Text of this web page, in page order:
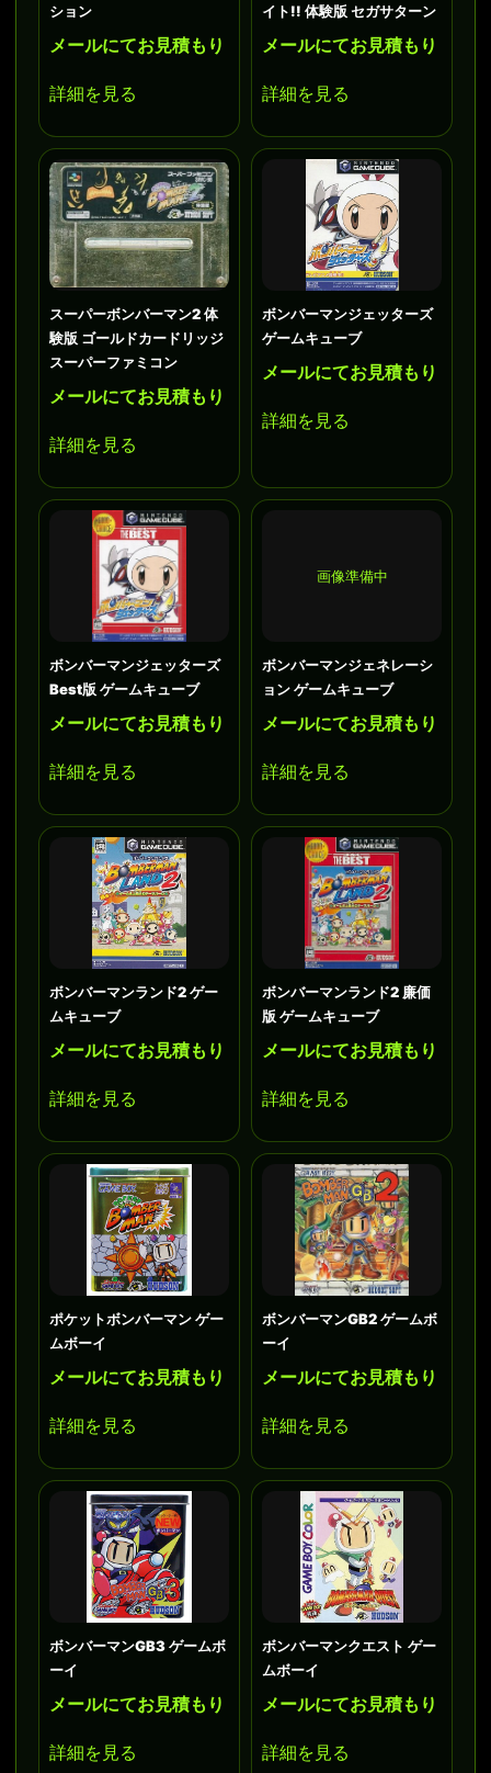
ション
メールにてお見積もり
詳細を見る
イト!! 体験版 セガサターン
メールにてお見積もり
詳細を見る
スーパーボンバーマン2 体
験版 ゴールドカードリッジ
スーパーファミコン
メールにてお見積もり
詳細を見る
ボンバーマンジェッターズ
ゲームキューブ
メールにてお見積もり
詳細を見る
ボンバーマンジェッターズ
Best版 ゲームキューブ
メールにてお見積もり
詳細を見る
画像準備中
ボンバーマンジェネレーシ
ョン ゲームキューブ
メールにてお見積もり
詳細を見る
ボンバーマンランド2 ゲー
ムキューブ
メールにてお見積もり
詳細を見る
ボンバーマンランド2 廉価
版 ゲームキューブ
メールにてお見積もり
詳細を見る
ポケットボンバーマン ゲー
ムボーイ
メールにてお見積もり
詳細を見る
ボンバーマンGB2 ゲームボ
ーイ
メールにてお見積もり
詳細を見る
ボンバーマンGB3 ゲームボ
ーイ
メールにてお見積もり
詳細を見る
ボンバーマンクエスト ゲー
ムボーイ
メールにてお見積もり
詳細を見る